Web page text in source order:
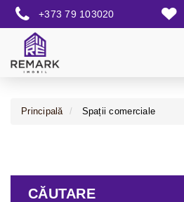
+373 79 103020
Principală Spații comerciale
CĂUTARE